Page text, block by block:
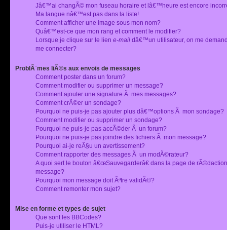
Jâ€™ai changÃ© mon fuseau horaire et lâ€™heure est encore
Ma langue nâ€™est pas dans la liste!
Comment afficher une image sous mon nom?
Quâ€™est-ce que mon rang et comment le modifier?
Lorsque je clique sur le lien e-mail dâ€™un utilisateur, on me
me connecter?
ProblÃ¨mes liÃ©s aux envois de messages
Comment poster dans un forum?
Comment modifier ou supprimer un message?
Comment ajouter une signature Ã mes messages?
Comment crÃ©er un sondage?
Pourquoi ne puis-je pas ajouter plus dâ€™options Ã mon sondage?
Comment modifier ou supprimer un sondage?
Pourquoi ne puis-je pas accÃ©der Ã un forum?
Pourquoi ne puis-je pas joindre des fichiers Ã mon message?
Pourquoi ai-je reÃ§u un avertissement?
Comment rapporter des messages Ã un modÃ©rateur?
A quoi sert le bouton â€œSauvegarderâ€ dans la page de
message?
Pourquoi mon message doit Ãªtre validÃ©?
Comment remonter mon sujet?
Mise en forme et types de sujet
Que sont les BBCodes?
Puis-je utiliser le HTML?